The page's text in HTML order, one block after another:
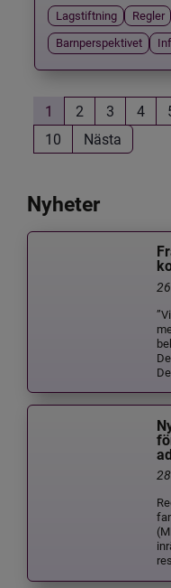
Lagstiftning Regler
Barnperspektivet
1 2 3 4
10
Nästa
Nyheter